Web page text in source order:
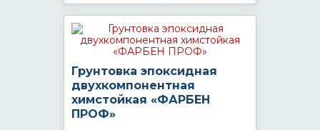
Грунтовка эпоксидная
двухкомпонентная
химстойкая «ФАРБЕН
ПРОФ»